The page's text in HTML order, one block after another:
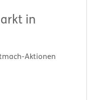
in
Aktionen